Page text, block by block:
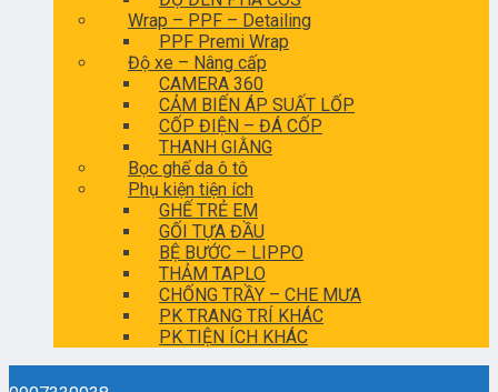
Wrap – PPF – Detailing
PPF Premi Wrap
Độ xe – Nâng cấp
CAMERA 360
CẢM BIẾN ÁP SUẤT LỐP
CỐP ĐIỆN – ĐÁ CỐP
THANH GIẰNG
Bọc ghế da ô tô
Phụ kiện tiện ích
GHẾ TRẺ EM
GỐI TỰA ĐẦU
BỆ BƯỚC – LIPPO
THẢM TAPLO
CHỐNG TRẦY – CHE MƯA
PK TRANG TRÍ KHÁC
PK TIỆN ÍCH KHÁC